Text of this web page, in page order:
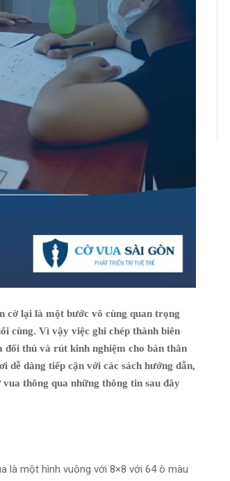
cờ lại là một bước vô cùng quan trọng
cùng. Vì vậy việc ghi chép thành biên
đối thủ và rút kinh nghiệm cho bản thân
dễ dàng tiếp cận với các sách hướng dẫn,
vua thông qua những thông tin sau đây
là một hình vuông với 8×8 với 64 ô màu